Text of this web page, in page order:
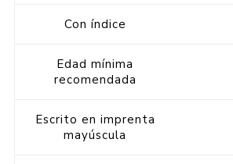
Con índice
Edad mínima
recomendada
Escrito en imprenta
mayúscula